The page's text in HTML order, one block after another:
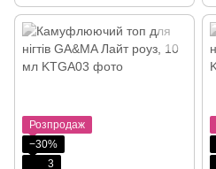
Розпродаж
−30%
3